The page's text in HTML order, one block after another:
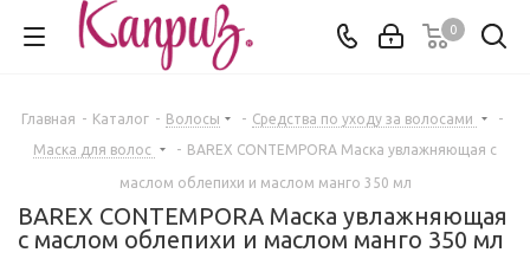
0
Главная - Каталог - Волосы - Средства по уходу за волосами
-
Маска для волос
- BAREX СОNTEMPORA Маска увлажняющая с
маслом облепихи и маслом манго 350 мл
BAREX СОNTEMPORA Маска увлажняющая
с маслом облепихи и маслом манго 350 мл